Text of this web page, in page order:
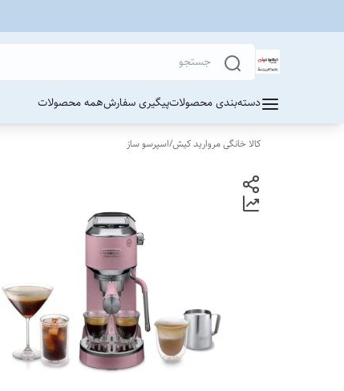
دسته‌بندی محصولاتپیگیری سفارشهمه محصولات
کالا خانگی مروارید کیش/اسپرسو ساز